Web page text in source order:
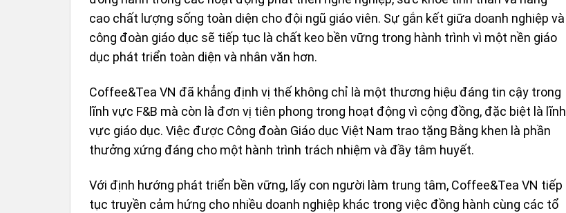
cao chất lượng sống toàn diện cho đội ngũ giáo viên. Sự gắn kết giữa doanh nghiệp và
công đoàn giáo dục sẽ tiếp tục là chất keo bền vững trong hành trình vì một nền giáo
dục phát triển toàn diện và nhân văn hơn.
Coffee&Tea VN đã khẳng định vị thế không chỉ là một thương hiệu đáng tin cậy trong
lĩnh vực F&B mà còn là đơn vị tiên phong trong hoạt động vì cộng đồng, đặc biệt là lĩnh
vực giáo dục. Việc được Công đoàn Giáo dục Việt Nam trao tặng Bằng khen là phần
thưởng xứng đáng cho một hành trình trách nhiệm và đầy tâm huyết.
Với định hướng phát triển bền vững, lấy con người làm trung tâm, Coffee&Tea VN tiếp
tục truyền cảm hứng cho nhiều doanh nghiệp khác trong việc đồng hành cùng các tổ